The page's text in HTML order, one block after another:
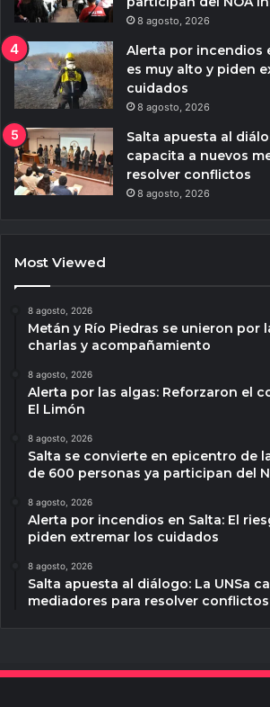
8 agosto, 2026
Alerta por incendios
es muy alto y piden
cuidados
8 agosto, 2026
Salta apuesta al
capacita a nuevos
resolver conflictos
8 agosto, 2026
Most Viewed
8 agosto, 2026
Metán y Río Piedras se unieron por
charlas y acompañamiento
8 agosto, 2026
Alerta por las algas: Reforzaron el
El Limón
8 agosto, 2026
Salta se convierte en epicentro de
de 600 personas ya participan del
8 agosto, 2026
Alerta por incendios en Salta: El
piden extremar los cuidados
8 agosto, 2026
Salta apuesta al diálogo: La UNSa
mediadores para resolver conflictos